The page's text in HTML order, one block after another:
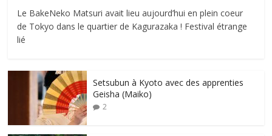
Le BakeNeko Matsuri avait lieu aujourd’hui en plein coeur
de Tokyo dans le quartier de Kagurazaka ! Festival étrange
lié
Setsubun à Kyoto avec des apprenties
Geisha (Maiko)
2